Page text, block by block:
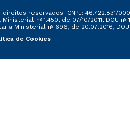
reservados. CNPJ: 46.722.831/
nº 1.450, de 07/10/2011, DOU nº
Ministerial nº 696, de 20.07.2016, DOU
de Cookies